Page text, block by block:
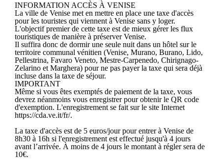
INFORMATION ACCÈS À VENISE
La ville de Venise met en mettre en place une taxe d'accès
pour les touristes qui viennent à Venise sans y loger.
L'objectif premier de cette taxe est de mieux gérer les flux
touristiques de manière à préserver Venise.
Il suffira donc de dormir une seule nuit dans un hôtel sur le
territoire communal vénitien (Venise, Murano, Burano, Lido,
Pellestrina, Favaro Veneto, Mestre-Carpenedo, Chirignago-
Zelarino et Marghera) pour ne pas payer la taxe qui sera déjà
incluse dans la taxe de séjour.
IMPORTANT
Même si vous êtes exemptés de paiement de la taxe, vous
devrez néanmoins vous enregistrer pour obtenir le QR code
d'exemption. L'enregistrement se fait sur le site Internet
https://cda.ve.it/fr/.
La taxe d'accès est de 5 euros/jour pour entrer à Venise de
8h30 à 16h si l'enregistrement est effectué jusqu'à 4 jours
avant l’arrivée. À moins de 4 jours le montant à régler sera de
10€.